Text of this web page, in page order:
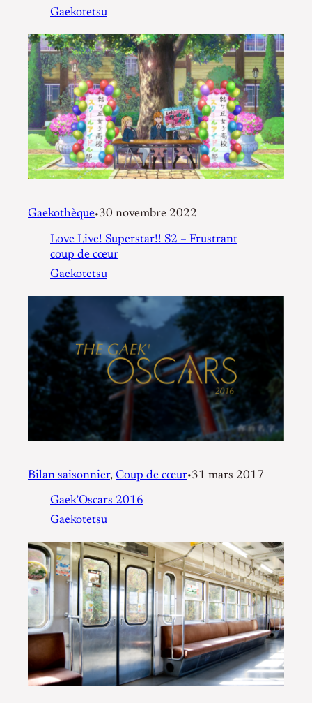
Gaekotetsu
Gaekothèque•30 novembre 2022
Love Live! Superstar!! S2 – Frustrant
coup de cœur
Gaekotetsu
Bilan saisonnier, Coup de cœur•31 mars 2017
Gaek’Oscars 2016
Gaekotetsu